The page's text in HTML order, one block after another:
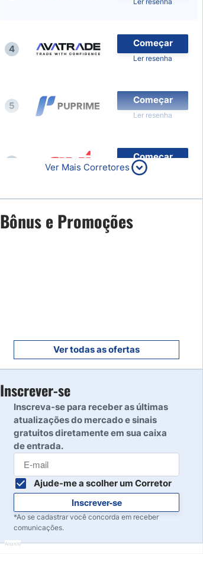
4
Começar
Ler resenha
5
Começar
Ler resenha
Começar
Ler resenha
7
10
Ver Mais Corretores
Bônus e Promoções
Ver todas as ofertas
Inscrever-se
Inscreva-se para receber as últimas
atualizações do mercado e sinais
gratuitos diretamente em sua caixa
de entrada.
Ajude-me a scolher um Corretor
Inscrever-se
*Ao se cadastrar você concorda em receber
comunicações.
Anúncio